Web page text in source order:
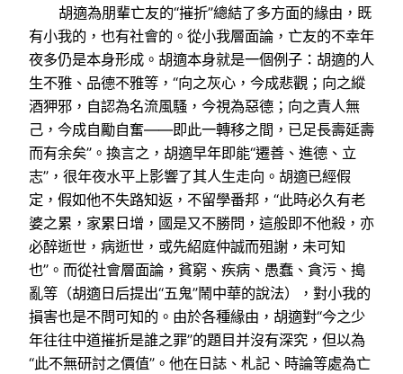
胡適為朋輩亡友的“摧折”總結了多方面的緣由，既
有小我的，也有社會的。從小我層面論，亡友的不幸年
夜多仍是本身形成。胡適本身就是一個例子：胡適的人
生不雅、品德不雅等，“向之灰心，今成悲觀；向之縱
酒狎邪，自認為名流風騷，今視為惡德；向之責人無
己，今成自勵自奮——即此一轉移之間，已足長壽延壽
而有余矣”。換言之，胡適早年即能“遷善、進德、立
志”，很年夜水平上影響了其人生走向。胡適已經假
定，假如他不失路知返，不留學番邦，“此時必久有老
婆之累，家累日增，國是又不勝問，這般即不他殺，亦
必醉逝世，病逝世，或先紹庭仲誠而殂謝，未可知
也”。而從社會層面論，貧窮、疾病、愚蠢、貪污、搗
亂等（胡適日后提出“五鬼”鬧中華的說法），對小我的
損害也是不問可知的。由於各種緣由，胡適對“今之少
年往往中道摧折是誰之罪”的題目并沒有深究，但以為
“此不無研討之價值”。他在日誌、札記、時論等處為亡